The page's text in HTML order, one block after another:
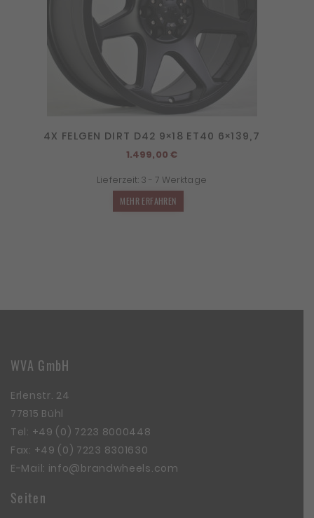
4X FELGEN DIRT D42 9×18 ET40 6×139,7
1.499,00€
Lieferzeit: 3 - 7 Werktage
MEHR ERFAHREN
WVA GmbH
Erlenstr. 24
77815 Bühl
Tel: +49 (0) 7223 8000448
Fax: +49 (0) 7223 8301630
E-Mail: info@brandwheels.com
Seiten